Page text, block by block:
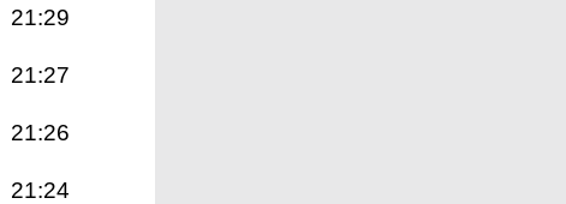
21:29
21:27
21:26
21:24